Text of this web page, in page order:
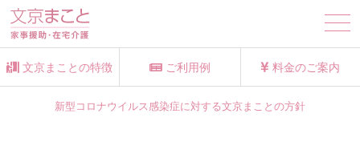
文京まことの特徴 ご利用例 料金のご案内
新型コロナウイルス感染症に対する文京まことの方針